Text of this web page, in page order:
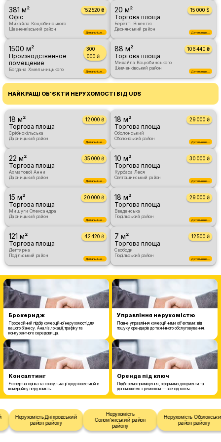
381 м²
Офіс
Михайла Коцюбинського
Шевченківський район
152 520 ₴
Детальніше...
20 м²
Торгова площа
Беретті Вікентія
Деснянський район
15 000 $
Детальніше...
1500 м²
Производственное
помещение
Богдана Хмельницького
300
000 ₴
Детальніше...
88 м²
Торгова площа
Михайла Коцюбинського
Шевченківський район
106 440 ₴
Детальніше...
НАЙКРАЩІ ОБ'ЄКТИ НЕРУХОМОСТІ ВІД UDS
18 м²
Торгова площа
Срібнокільська
Дарницький район
12 000 ₴
Детальніше...
18 м²
Торгова площа
Оболонський
Оболонський район
29 000 ₴
Детальніше...
22 м²
Торгова площа
Ахматової Анни
Дарницький район
35 000 ₴
Детальніше...
10 м²
Торгова площа
Курбаса Леся
Святошинський район
30 000 ₴
Детальніше...
15 м²
Торгова площа
Мишуги Олександра
Дарницький район
20 000 ₴
Детальніше...
18 м²
Торгова площа
Введенська
Подільський район
29 000 ₴
Детальніше...
121 м²
Торгова площа
Дегтярна
Подільський район
42 420 ₴
Детальніше...
7 м²
Торгова площа
Свободи
Подільський район
12 500 ₴
Детальніше...
Брокеридж
Професійний підбір комерційної нерухомості для
вашого бізнесу. Аналіз локації, трафіку та
конкурентного середовища.
Управління нерухомістю
Повне управління комерційними об'єктами: від
пошуку орендарів до технічного обслуговування.
Консалтинг
Експертна оцінка та консультації щодо інвестицій в
комерційну нерухомість.
Оренда під ключ
Підберемо приміщення, оформимо документи та
допоможемо з ремонтом — все під ключ.
Нерухомість Дніпровський
район району
Нерухомість
Солом'янський район
району
Нерухомість
район району